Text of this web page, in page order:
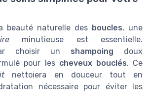
beauté naturelle des boucles, une
minutieuse est essentielle.
choisir un shampoing doux
pour les cheveux bouclés. Ce
nettoiera en douceur tout en
nécessaire pour éviter les